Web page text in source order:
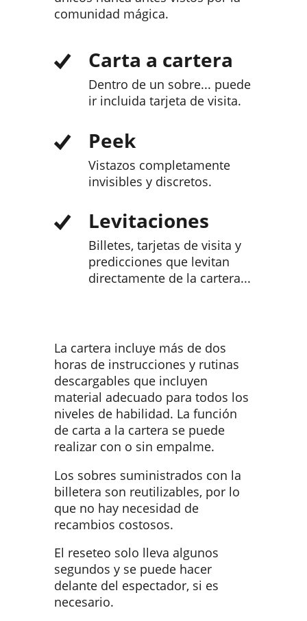
comunidad mágica.
Carta a cartera
Dentro de un sobre... puede
ir incluida tarjeta de visita.
Peek
Vistazos completamente
invisibles y discretos.
Levitaciones
Billetes, tarjetas de visita y
predicciones que levitan
directamente de la cartera...
La cartera incluye más de dos
horas de instrucciones y rutinas
descargables que incluyen
material adecuado para todos los
niveles de habilidad. La función
de carta a la cartera se puede
realizar con o sin empalme.
Los sobres suministrados con la
billetera son reutilizables, por lo
que no hay necesidad de
recambios costosos.
El reseteo solo lleva algunos
segundos y se puede hacer
delante del espectador, si es
necesario.